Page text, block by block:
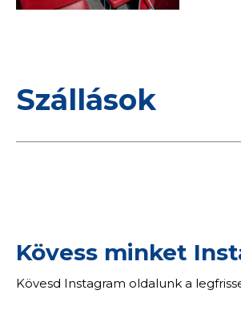
Szállások
Kövess minket
Kövesd Instagram oldalunk a